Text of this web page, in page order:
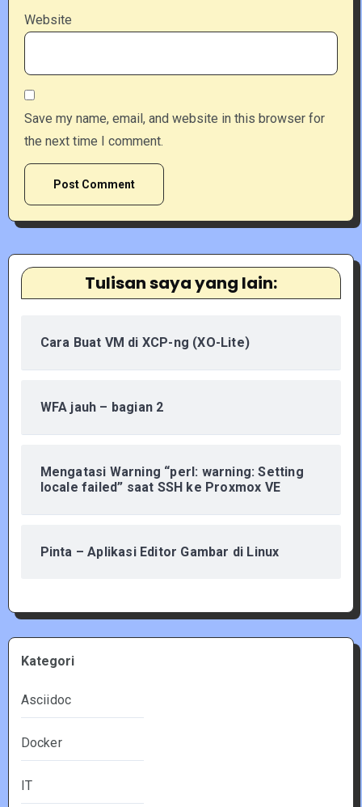
Website
Save my name, email, and website in this browser for
the next time I comment.
Tulisan saya yang lain:
Cara Buat VM di XCP-ng (XO-Lite)
WFA jauh – bagian 2
Mengatasi Warning “perl: warning: Setting
locale failed” saat SSH ke Proxmox VE
Pinta – Aplikasi Editor Gambar di Linux
Kategori
Asciidoc
Docker
IT